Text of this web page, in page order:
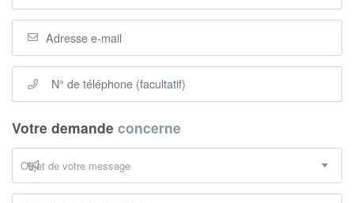
Votre demande concerne
Objet de votre message